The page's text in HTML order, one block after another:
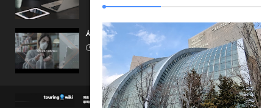
서울신문 비즈니스
Feb 04 2021